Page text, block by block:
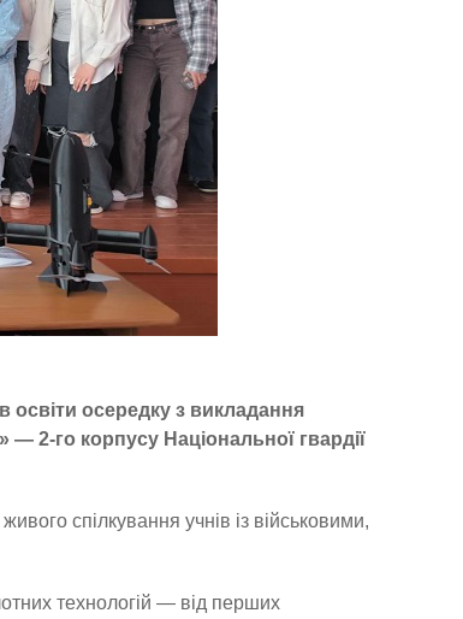
освіти осередку з викладання
— 2-го корпусу Національної гвардії
спілкування учнів із військовими,
технологій — від перших